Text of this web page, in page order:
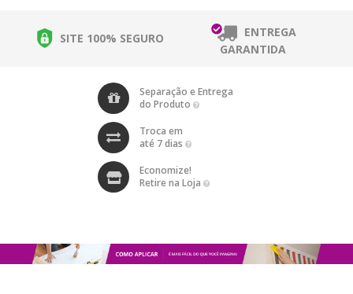
SITE 100% SEGURO
ENTREGA
GARANTIDA
Separação e Entrega
do Produto
Troca em
até 7 dias
Economize!
Retire na Loja